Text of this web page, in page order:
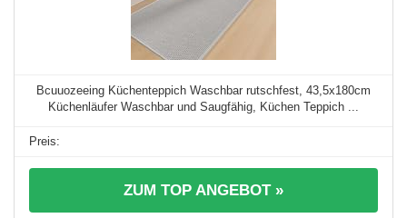
Bcuuozeeing Küchenteppich Waschbar rutschfest, 43,5x180cm
Küchenläufer Waschbar und Saugfähig, Küchen Teppich ...
ZUM TOP ANGEBOT »